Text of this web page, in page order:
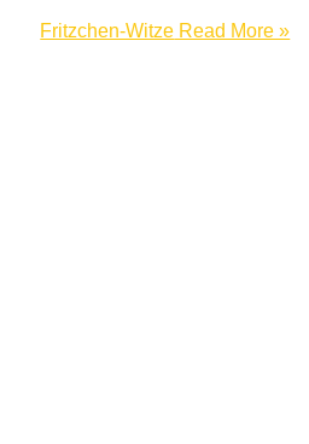
Fritzchen-Witze Read More »